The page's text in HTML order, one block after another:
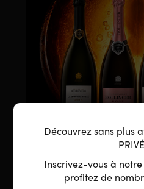
APÉRO
Découvrez sans plus
Inscrivez-vous à
profitez de